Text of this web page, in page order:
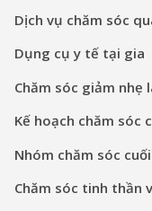
Dịch vụ chăm sóc
Dụng cụ y tế tại gia
Chăm sóc giảm nhẹ
Kế hoạch chăm sóc
Nhóm chăm sóc
Chăm sóc tinh thần